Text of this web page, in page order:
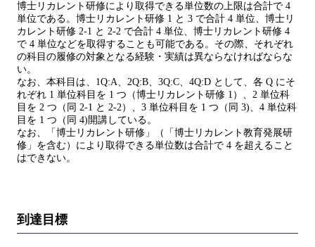
博士リカレント研修により取得できる単位数の上限は合計で 4
単位である。博士リカレント研修 1 と 3 で合計 4 単位、博士リ
カレント研修 2-1 と 2-2 で合計 4 単位、博士リカレント研修 4
で 4 単位などを取得することも可能である。その際、それぞれ
の科目の履修の対象となる経験・実績は異ならなければならな
い。
なお、本科目は、1Q:A、2Q:B、3Q:C、4Q:D として、各 Q にそ
れぞれ 1 単位科目を 1 つ（博士リカレント研修 1）、2 単位科
目を 2 つ（同 2-1 と 2-2）、3 単位科目を 1 つ（同 3)、4 単位科
目を 1 つ（同 4)開講している。
なお、「博士リカレント研修」（「博士リカレント教育発展研
修」を含む）により取得できる単位数は合計で 4 を超えること
はできない。
到達目標